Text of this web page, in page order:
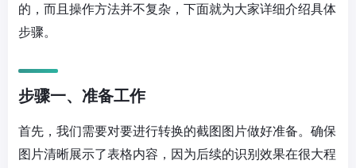
的，而且操作方法并不复杂，下面就为大家详细介绍具体
步骤。
步骤一、准备工作
首先，我们需要对要进行转换的截图图片做好准备。确保
图片清晰展示了表格内容，因为后续的识别效果在很大程